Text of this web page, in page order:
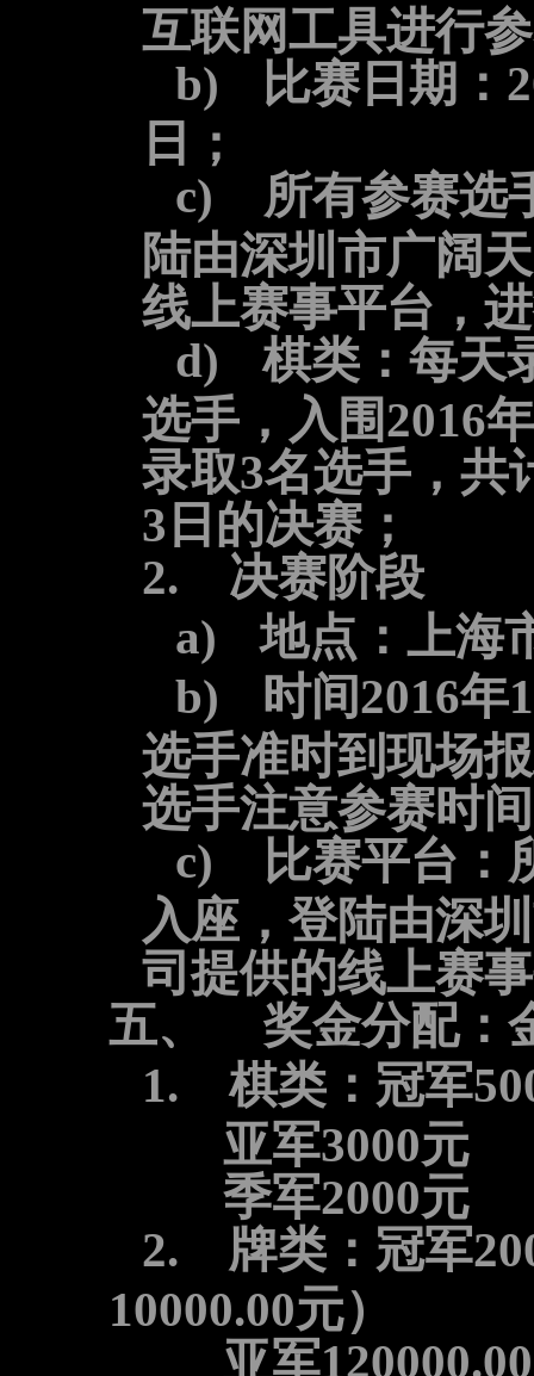
互联网工具进行
b)
比赛日期：
日；
c)
所有参赛选
陆由深圳市广阔
线上赛事平台，
d)
棋类：每天
选手，入围2016年
录取3名选手，共
3 日的决赛；
2.
决赛阶段
a)
地点：上海
b)
时间2016年1
选手准时到现场
选手注意参赛时
c)
比赛平台：
入座，登陆由深
司提供的线上赛
五、
奖金分配：
1.
棋类：冠军
亚军3000元
季军2000元
2.
牌类：冠军
10000.00元）
亚军120000.00